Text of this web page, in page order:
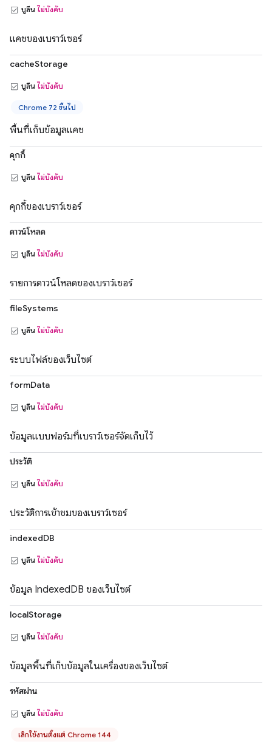
บูลีน ไม่บังคับ
แคชของเบราว์เซอร์
cacheStorage
บูลีน ไม่บังคับ
Chrome 72 ขึ้นไป
พื้นที่เก็บข้อมูลแคช
คุกกี้
บูลีน ไม่บังคับ
คุกกี้ของเบราว์เซอร์
ดาวน์โหลด
บูลีน ไม่บังคับ
รายการดาวน์โหลดของเบราว์เซอร์
fileSystems
บูลีน ไม่บังคับ
ระบบไฟล์ของเว็บไซต์
formData
บูลีน ไม่บังคับ
ข้อมูลแบบฟอร์มที่เบราว์เซอร์จัดเก็บไว้
ประวัติ
บูลีน ไม่บังคับ
ประวัติการเข้าชมของเบราว์เซอร์
indexedDB
บูลีน ไม่บังคับ
ข้อมูล IndexedDB ของเว็บไซต์
localStorage
บูลีน ไม่บังคับ
ข้อมูลพื้นที่เก็บข้อมูลในเครื่องของเว็บไซต์
รหัสผ่าน
บูลีน ไม่บังคับ
เลิกใช้งานตั้งแต่ Chrome 144